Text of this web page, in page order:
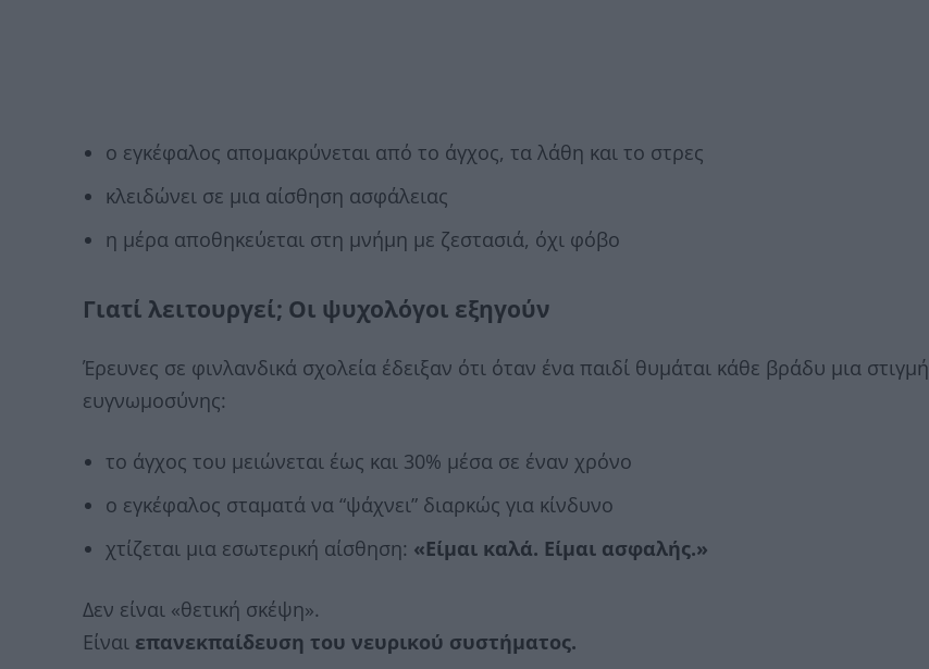
ο εγκέφαλος απομακρύνεται από το άγχος, τα λάθη και το στρες
κλειδώνει σε μια αίσθηση ασφάλειας
η μέρα αποθηκεύεται στη μνήμη με ζεστασιά, όχι φόβο
Γιατί λειτουργεί; Οι ψυχολόγοι εξηγούν
Έρευνες σε φινλανδικά σχολεία έδειξαν ότι όταν ένα παιδί θυμάται κάθε βράδυ μια στιγμή
ευγνωμοσύνης:
το άγχος του μειώνεται έως και 30% μέσα σε έναν χρόνο
ο εγκέφαλος σταματά να “ψάχνει” διαρκώς για κίνδυνο
χτίζεται μια εσωτερική αίσθηση: «Είμαι καλά. Είμαι ασφαλής.»
Δεν είναι «θετική σκέψη».
Είναι επανεκπαίδευση του νευρικού συστήματος.